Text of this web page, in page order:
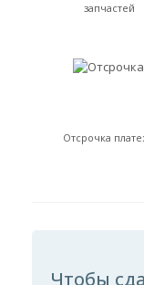
запчастей
Отсрочка
Чтобы